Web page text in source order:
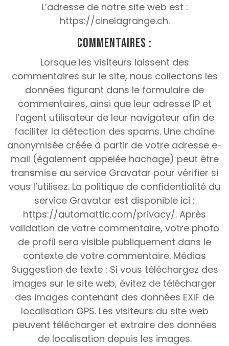
L’adresse de notre site web est :
https://cinelagrange.ch.
Commentaires :
Lorsque les visiteurs laissent des
commentaires sur le site, nous collectons les
données figurant dans le formulaire de
commentaires, ainsi que leur adresse IP et
l’agent utilisateur de leur navigateur afin de
faciliter la détection des spams. Une chaîne
anonymisée créée à partir de votre adresse e-
mail (également appelée hachage) peut être
transmise au service Gravatar pour vérifier si
vous l’utilisez. La politique de confidentialité du
service Gravatar est disponible ici :
https://automattic.com/privacy/. Après
validation de votre commentaire, votre photo
de profil sera visible publiquement dans le
contexte de votre commentaire. Médias
Suggestion de texte : Si vous téléchargez des
images sur le site web, évitez de télécharger
des images contenant des données EXIF de
localisation GPS. Les visiteurs du site web
peuvent télécharger et extraire des données
de localisation depuis les images.